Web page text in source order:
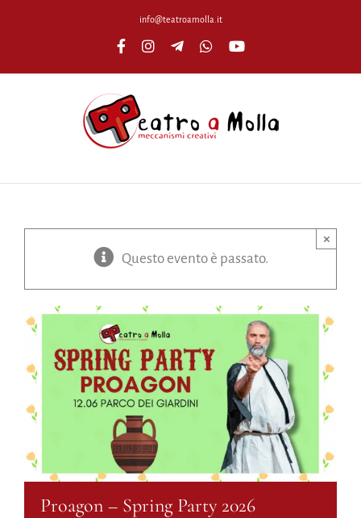
info@teatroamolla.it
FacebookInstagramTelegramWhatsAppYouTube
Questo evento è passato.
×
Proagon – Spring Party 2026